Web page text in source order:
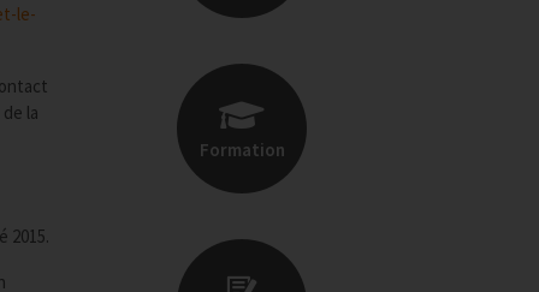
le-
la
2015.
Formation